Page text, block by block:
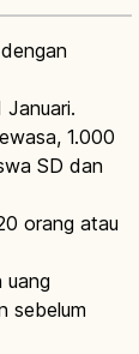
Januari.
1.000
SD dan
orang atau
uang
sebelum